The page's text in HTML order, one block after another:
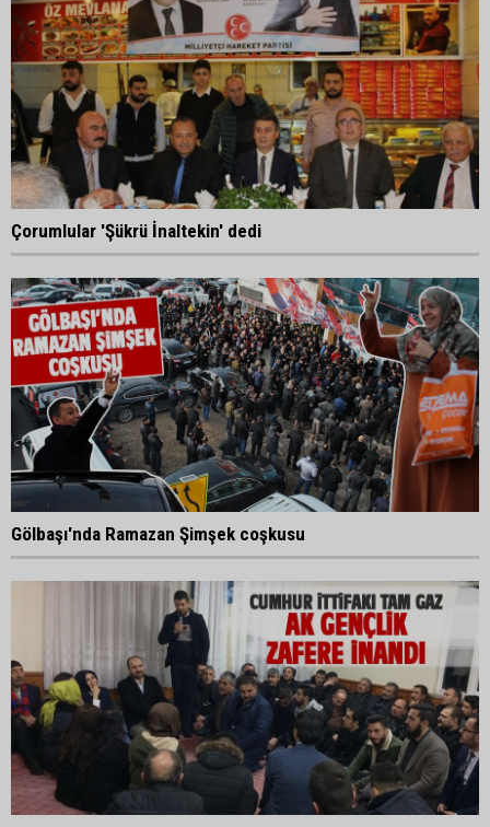
Çorumlular 'Şükrü İnaltekin' dedi
Gölbaşı'nda Ramazan Şimşek coşkusu